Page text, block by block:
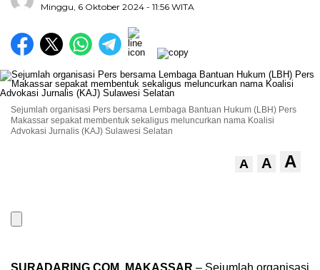
Minggu, 6 Oktober 2024 - 11:56 WITA
Sejumlah organisasi Pers bersama Lembaga Bantuan Hukum (LBH) Pers
Makassar sepakat membentuk sekaligus meluncurkan nama Koalisi
Advokasi Jurnalis (KAJ) Sulawesi Selatan
A A A